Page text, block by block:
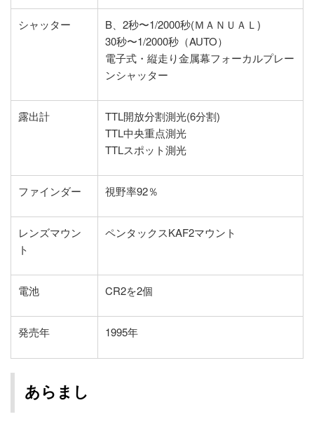
シャッター
B、2秒〜1/2000秒(ＭＡＮＵＡＬ)
30秒〜1/2000秒（AUTO）
電子式・縦走り金属幕フォーカルプレー
ンシャッター
露出計
TTL開放分割測光(6分割)
TTL中央重点測光
TTLスポット測光
ファインダー 視野率92％
レンズマウン
ト
ペンタックスKAF2マウント
電池 CR2を2個
発売年 1995年
あらまし